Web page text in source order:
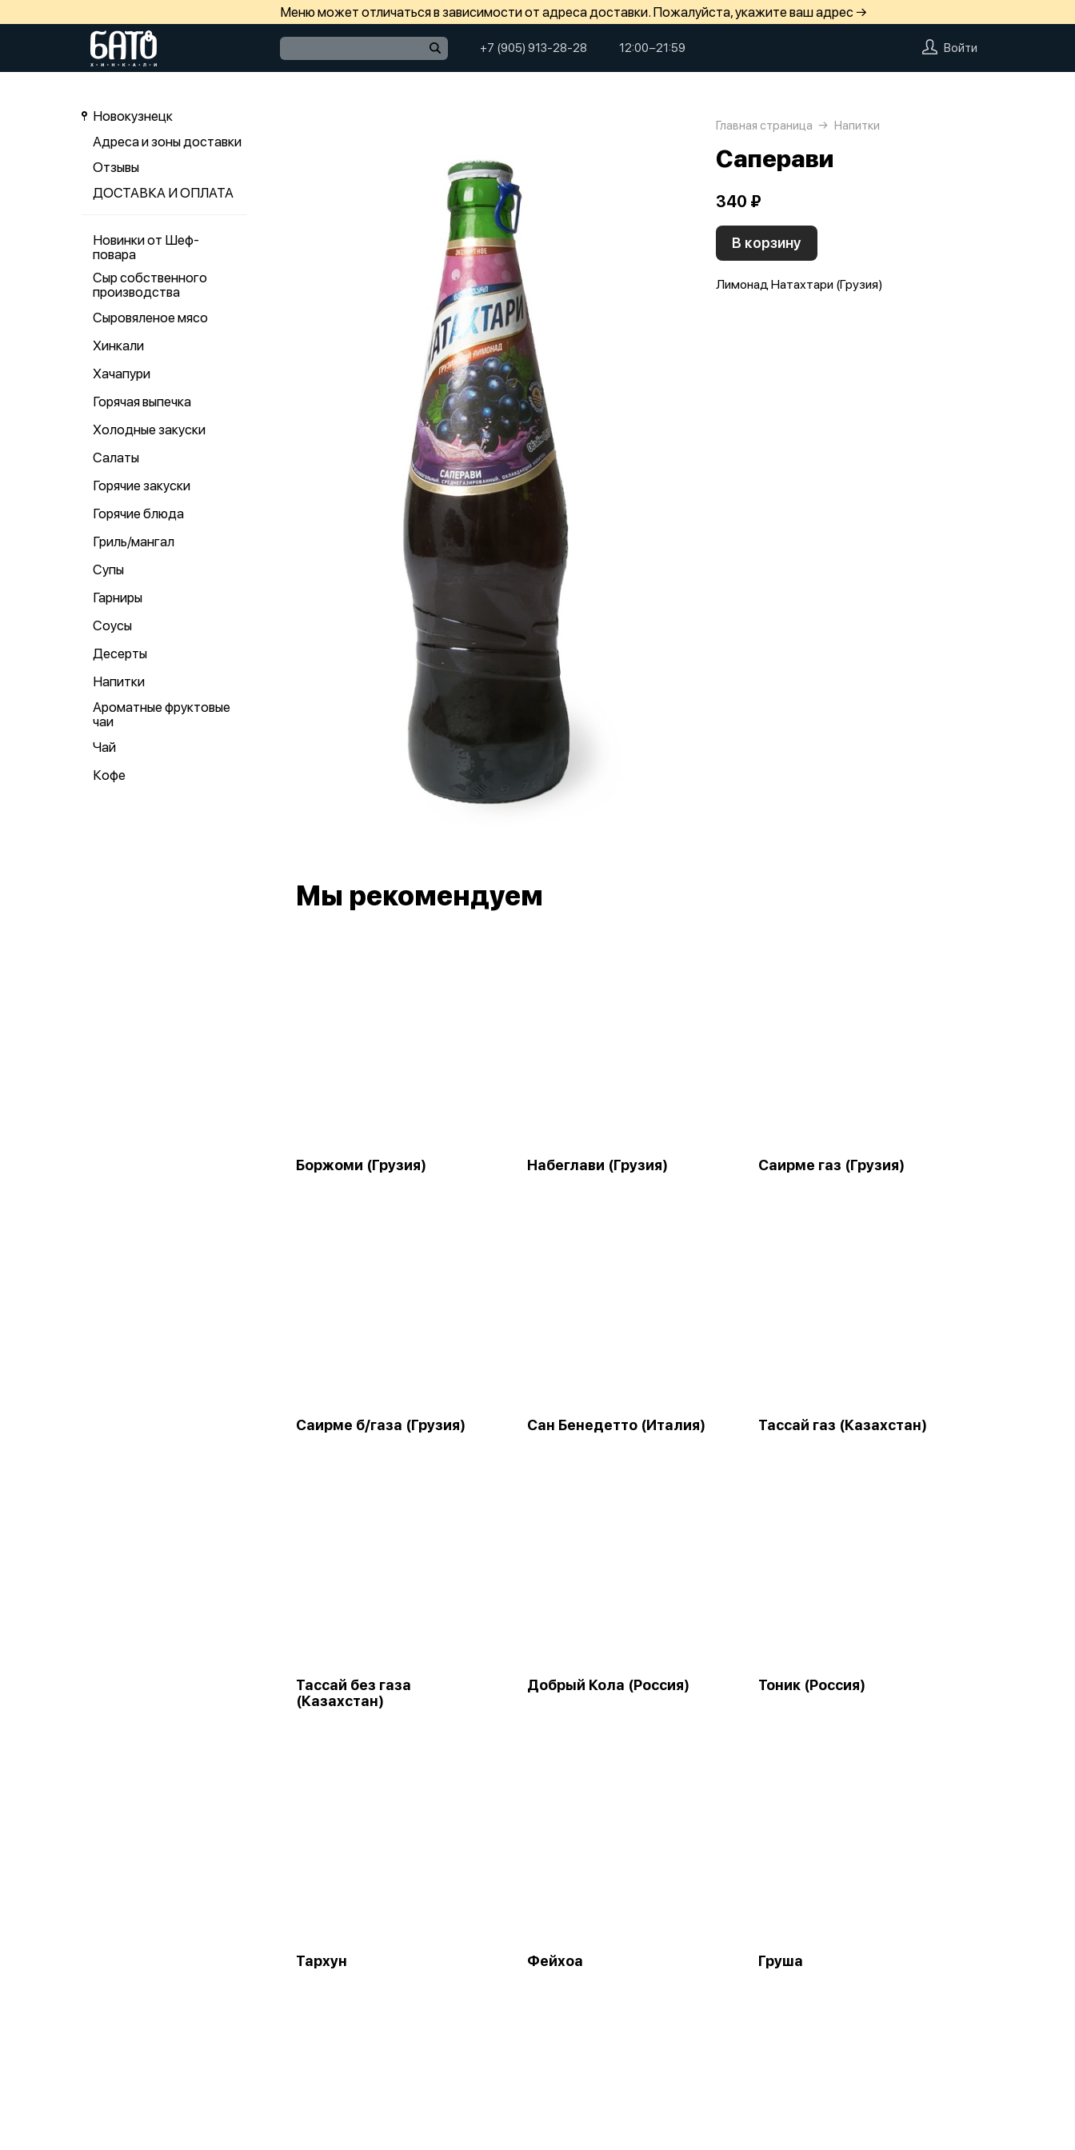
Меню может отличаться в зависимости от адреса доставки. Пожалуйста, укажите ваш адрес →
+7 (905) 913-28-28 12:00−21:59 Войти
Новокузнецк
Адреса и зоны доставки
Отзывы
ДОСТАВКА И ОПЛАТА
Новинки от Шеф-
повара
Сыр собственного
производства
Сыровяленое мясо
Хинкали
Хачапури
Горячая выпечка
Холодные закуски
Салаты
Горячие закуски
Горячие блюда
Гриль/мангал
Супы
Гарниры
Соусы
Десерты
Напитки
Ароматные фруктовые
чаи
Чай
Кофе
Главная страница Напитки
Саперави
340 ₽
В корзину
Лимонад Натахтари (Грузия)
Мы рекомендуем
Боржоми (Грузия) Набеглави (Грузия) Саирме газ (Грузия)
Саирме б/газа (Грузия) Сан Бенедетто (Италия) Тассай газ (Казахстан)
Тассай без газа
(Казахстан)
Добрый Кола (Россия) Тоник (Россия)
Тархун Фейхоа Груша